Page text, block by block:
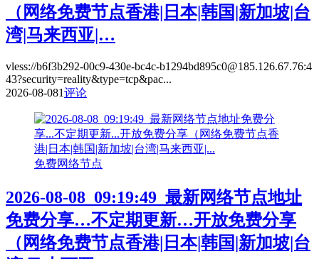
（网络免费节点香港|日本|韩国|新加坡|台
湾|马来西亚|…
vless://b6f3b292-00c9-430e-bc4c-b1294bd895c0@185.126.67.76:4
43?security=reality&type=tcp&pac...
2026-08-081评论
免费网络节点
2026-08-08_09:19:49_最新网络节点地址
免费分享…不定期更新…开放免费分享
（网络免费节点香港|日本|韩国|新加坡|台